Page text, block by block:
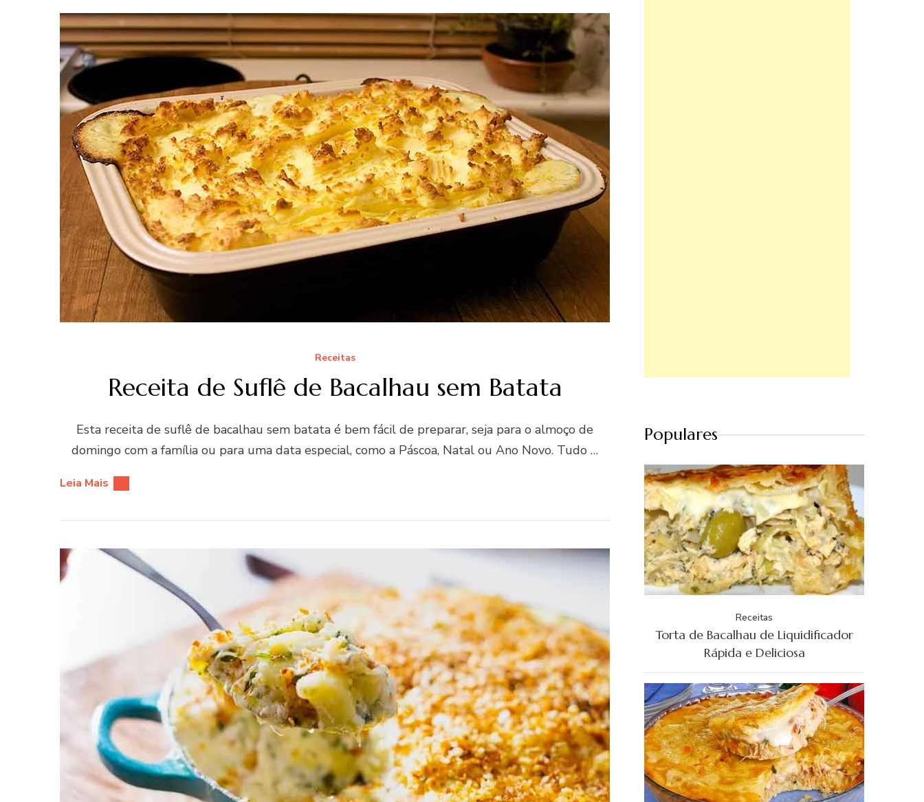
Receitas
Receita de Suflê de Bacalhau sem Batata
Esta receita de suflê de bacalhau sem batata é bem fácil de preparar, seja para o almoço de
domingo com a família ou para uma data especial, como a Páscoa, Natal ou Ano Novo. Tudo …
Leia Mais
Populares
Receitas
Torta de Bacalhau de Liquidificador
Rápida e Deliciosa